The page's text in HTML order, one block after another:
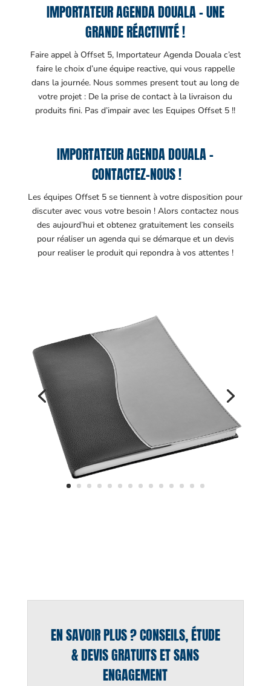
IMPORTATEUR AGENDA DOUALA – UNE
GRANDE RÉACTIVITÉ !
Faire appel à Offset 5, Importateur Agenda Douala c’est
faire le choix d’une équipe reactive, qui vous rappelle
dans la journée. Nous sommes present tout au long de
votre projet : De la prise de contact à la livraison du
produits fini. Pas d’impair avec les Equipes Offset 5 !!
IMPORTATEUR AGENDA DOUALA –
CONTACTEZ-NOUS !
Les équipes Offset 5 se tiennent à votre disposition pour
discuter avec vous votre besoin ! Alors contactez nous
des aujourd’hui et obtenez gratuitement les conseils
pour réaliser un agenda qui se démarque et un devis
pour realiser le produit qui repondra à vos attentes !
EN SAVOIR PLUS ? CONSEILS, ÉTUDE
& DEVIS GRATUITS ET SANS
ENGAGEMENT